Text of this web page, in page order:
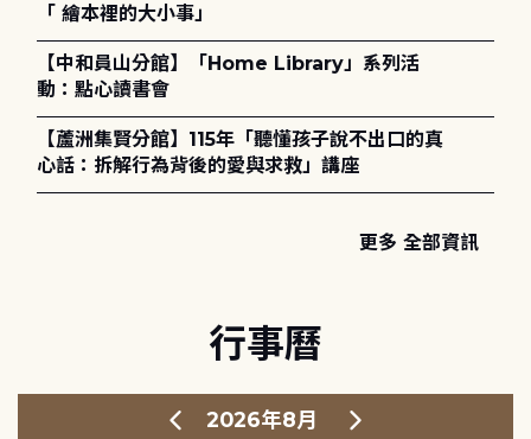
「 繪本裡的大小事」
【中和員山分館】「Home Library」系列活
動：點心讀書會
【蘆洲集賢分館】115年「聽懂孩子說不出口的真
心話：拆解行為背後的愛與求救」講座
更多 全部資訊
行事曆
2026年8月